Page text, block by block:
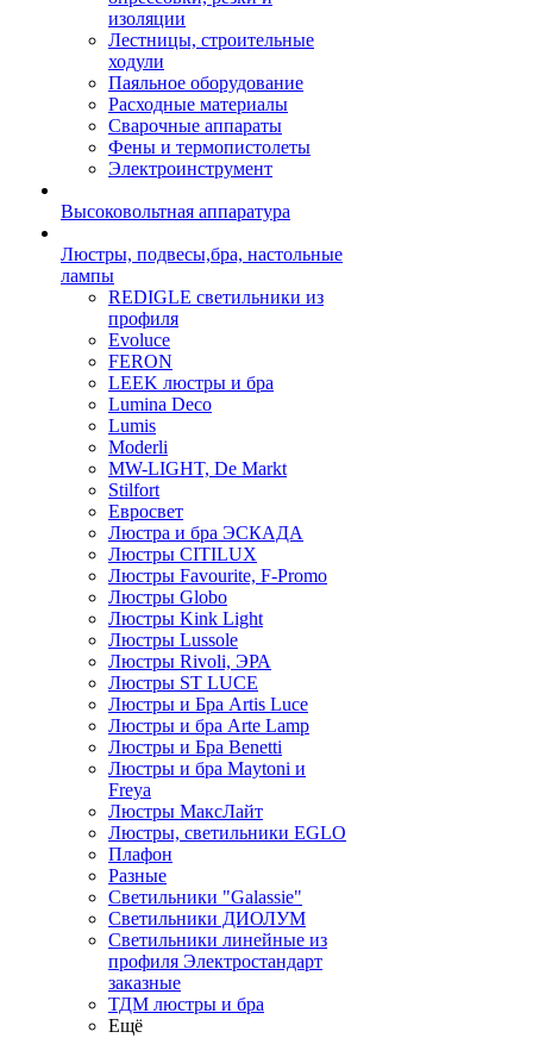
изоляции
Лестницы, строительные
ходули
Паяльное оборудование
Расходные материалы
Сварочные аппараты
Фены и термопистолеты
Электроинструмент
Высоковольтная аппаратура
Люстры, подвесы,бра, настольные
лампы
REDIGLE светильники из
профиля
Evoluce
FERON
LEEK люстры и бра
Lumina Deco
Lumis
Moderli
MW-LIGHT, De Markt
Stilfort
Евросвет
Люстра и бра ЭСКАДА
Люстры CITILUX
Люстры Favourite, F-Promo
Люстры Globo
Люстры Kink Light
Люстры Lussole
Люстры Rivoli, ЭРА
Люстры ST LUCE
Люстры и Бра Artis Luce
Люстры и бра Arte Lamp
Люстры и Бра Benetti
Люстры и бра Maytoni и
Freya
Люстры МаксЛайт
Люстры, светильники EGLO
Плафон
Разные
Светильники "Galassie"
Светильники ДИОЛУМ
Светильники линейные из
профиля Электростандарт
заказные
ТДМ люстры и бра
Ещё